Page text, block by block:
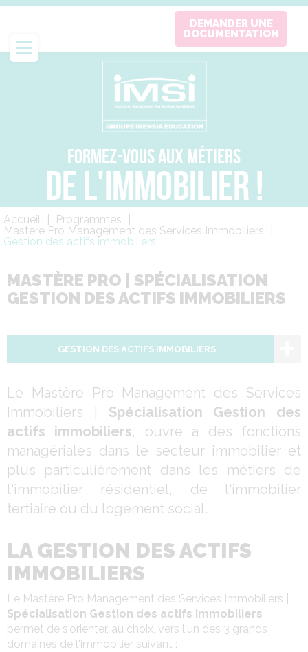
Aller
contenu
principal
DEMANDER UNE
DOCUMENTATION
FORMEZ-VOUS AUX MÉTIERS
DE L'IMMOBILIER !
Fil
d'Ariane
Accueil
Programmes
Mastère Pro Management des Services Immobiliers
Gestion des actifs immobiliers
MASTÈRE PRO | SPÉCIALISATION
GESTION DES ACTIFS IMMOBILIERS
GESTION DES ACTIFS IMMOBILIERS
Le Mastère Pro Management des Services
Immobiliers | Spécialisation Gestion des
actifs immobiliers, ouvre à des fonctions
managériales dans le secteur immobilier et
plus particulièrement dans les métiers de
l'immobilier résidentiel, de l'immobilier
tertiaire ou du logement social.
LA GESTION DES ACTIFS
IMMOBILIERS
Le Mastère Pro Management des Services Immobiliers |
Spécialisation Gestion des actifs immobiliers
permet de s'orienter, au choix, vers l'un des 3 grands
domaines de l'immobilier suivant :